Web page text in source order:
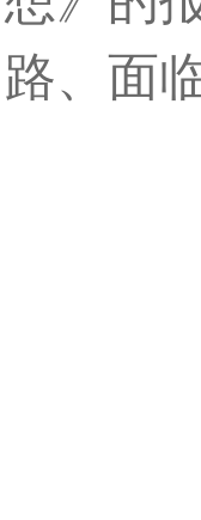
路、面